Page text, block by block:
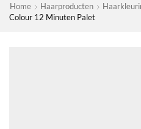
Home Haarproducten
Colour 12 Minuten Palet